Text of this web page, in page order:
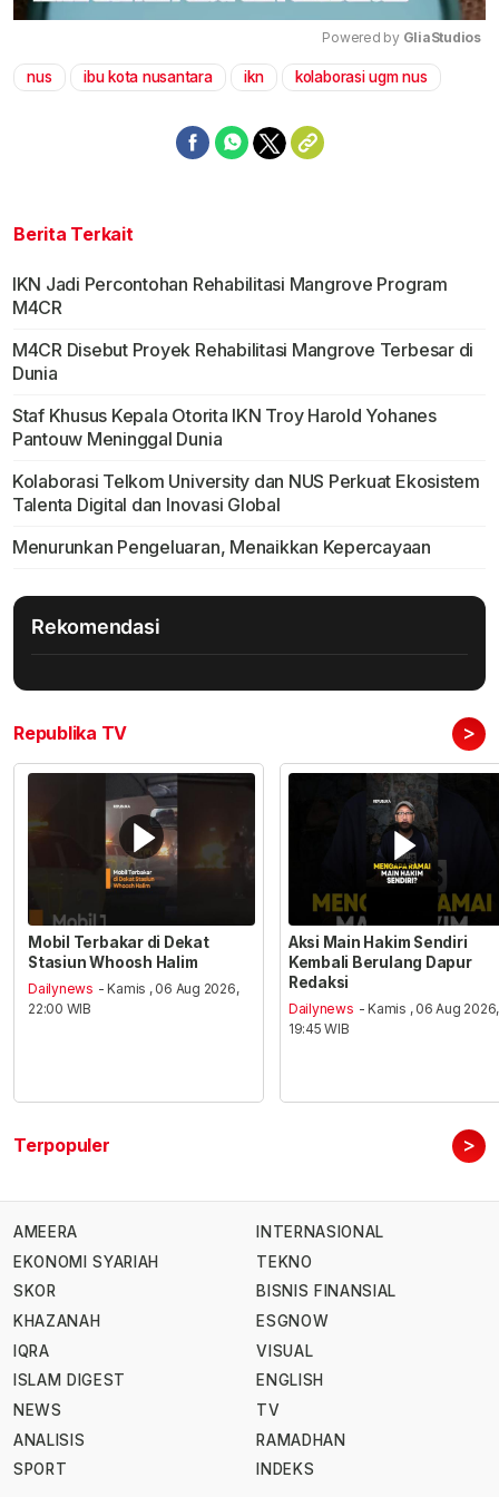
Mute
Powered by GliaStudios
nus ibu kota nusantara ikn kolaborasi ugm nus
Berita Terkait
IKN Jadi Percontohan Rehabilitasi Mangrove Program
M4CR
M4CR Disebut Proyek Rehabilitasi Mangrove Terbesar di
Dunia
Staf Khusus Kepala Otorita IKN Troy Harold Yohanes
Pantouw Meninggal Dunia
Kolaborasi Telkom University dan NUS Perkuat Ekosistem
Talenta Digital dan Inovasi Global
Menurunkan Pengeluaran, Menaikkan Kepercayaan
Rekomendasi
Republika TV >
Mobil Terbakar di Dekat
Stasiun Whoosh Halim
Dailynews - Kamis , 06 Aug 2026,
22:00 WIB
Aksi Main Hakim Sendiri
Kembali Berulang Dapur
Redaksi
Dailynews - Kamis , 06 Aug 2026,
19:45 WIB
Terpopuler >
AMEERA
EKONOMI SYARIAH
SKOR
KHAZANAH
IQRA
ISLAM DIGEST
NEWS
ANALISIS
SPORT
INTERNASIONAL
TEKNO
BISNIS FINANSIAL
ESGNOW
VISUAL
ENGLISH
TV
RAMADHAN
INDEKS